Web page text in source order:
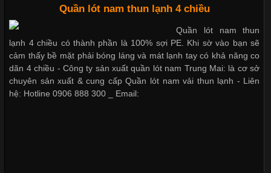
Cập nhật 2026-05-09 15:58:23
Các Form Áo Thun Phổ Biến Hiện Nay Và Xu Hướng Trong
Ngành May Mặc Áo thun là một trong những trang phục quen
thuộc và được sử dụng phổ biến nhất hiện nay. Không chỉ đa
dạng về màu sắc hay chất liệu, áo thun còn có nhiều form dáng
khác nhau để phù hợp với từng phong cách thời trang và nhu
cầu
Quần lót nam có ống
Quần lót nam thun lạnh 4 chiều
Quần lót nam thun
lạnh 4 chiều có thành phần là 100% sợi PE. Khi sờ vào bạn sẽ
cảm thấy bề mặt phải bóng láng và mát lạnh tay có khả năng co
dãn 4 chiều - Công ty sản xuất quần lót nam Trung Mai: là cơ sở
chuyên sản xuất & cung cấp Quần lót nam vải thun lạnh - Liên
hệ: Hotline 0906 888 300 _ Email: